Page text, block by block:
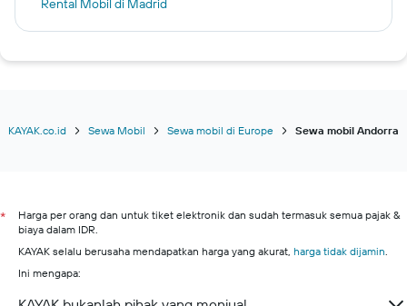
Rental Mobil di Madrid
Rental Mobil di Detroit
Rental Mobil di Seattle
Rental Mobil di George Town
Rental Mobil di Amsterdam
KAYAK.co.id Sewa Mobil Sewa mobil di Europe Sewa mobil Andorra
*
Harga per orang dan untuk tiket elektronik dan sudah termasuk semua pajak &
biaya dalam IDR.
KAYAK selalu berusaha mendapatkan harga yang akurat, harga tidak dijamin.
Ini mengapa: